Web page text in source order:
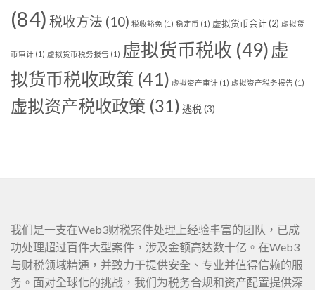
(84) 税收方法 (10) 税收豁免 (1) 稳定币 (1) 虚拟货币会计(2) 虚拟货
币审计 (1) 虚拟货币税务报告 (1) 虚拟货币税收 (49) 虚
拟货币税收政策 (41) 虚拟资产审计 (1) 虚拟资产税务报告 (1)
虚拟资产税收政策 (31) 逃税 (3)
我们是一支在Web3财税案件处理上经验丰富的团队，已成
功处理超过百件大型案件，涉及金额高达数十亿。在Web3
与财税领域精通，并致力于提供安全、专业并值得信赖的服
务。面对全球化的挑战，我们为税务合规和资产配置提供深